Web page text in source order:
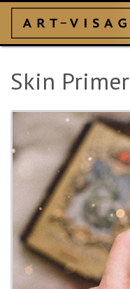
Skin Primer